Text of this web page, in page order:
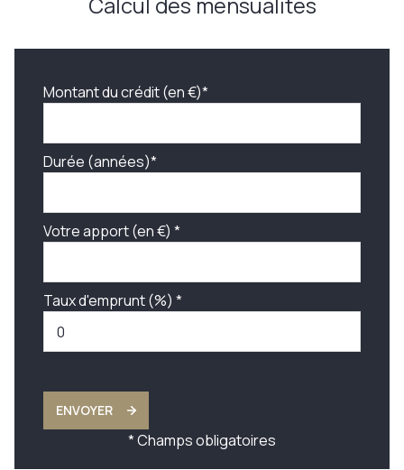
Montant du crédit (en €)*
Durée (années)*
Votre apport (en €) *
Taux d'emprunt (%) *
ENVOYER
* Champs obligatoires